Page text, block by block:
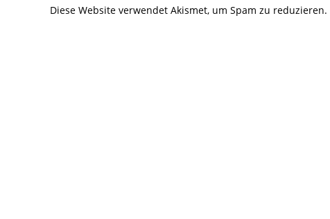
ein
ein
Diese Website verwendet Akismet, um Spam zu reduzieren.